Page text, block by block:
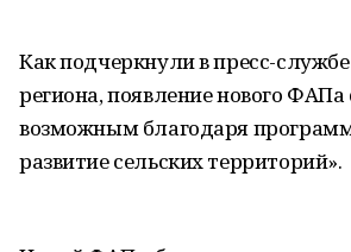
Как подчеркнули в пресс-
региона, появление нового ФАПа
возможным благодаря
развитие сельских территорий».